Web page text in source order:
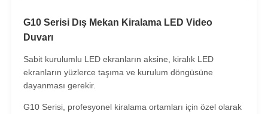
Durumlar
G10 Serisi Dış Mekan Kiralama LED Video
Duvarı
Sabit kurulumlu LED ekranların aksine, kiralık LED
ekranların yüzlerce taşıma ve kurulum döngüsüne
dayanması gerekir.
G10 Serisi, profesyonel kiralama ortamları için özel olarak